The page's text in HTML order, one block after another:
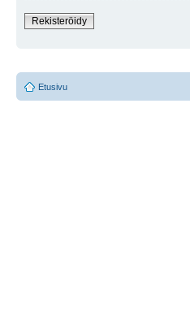
Rekisteröidy
Etusivu